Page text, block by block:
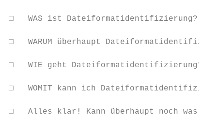
□   WAS ist Dateiformatidentifizierung?
□   WARUM überhaupt
□   WIE geht Dateiformatidentifizierung?
□   WOMIT kann ich
□   Alles klar! Kann überhaupt noch was